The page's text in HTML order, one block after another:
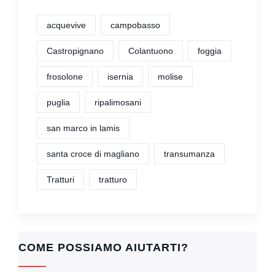
acquevive campobasso
Castropignano Colantuono foggia
frosolone isernia molise
puglia ripalimosani
san marco in lamis
santa croce di magliano transumanza
Tratturi tratturo
COME POSSIAMO AIUTARTI?